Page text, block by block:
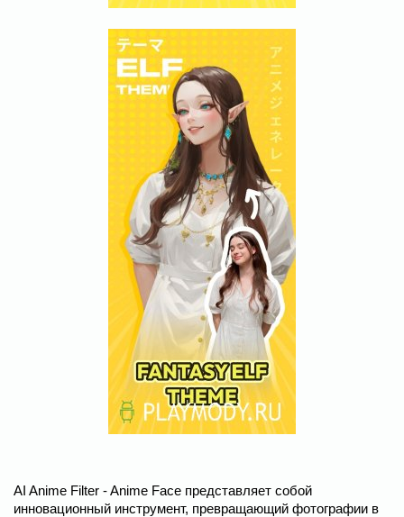
AI Anime Filter - Anime Face представляет собой
инновационный инструмент, превращающий фотографии в